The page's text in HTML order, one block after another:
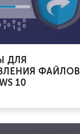
ДЛЯ
ФАЙЛОВ
10